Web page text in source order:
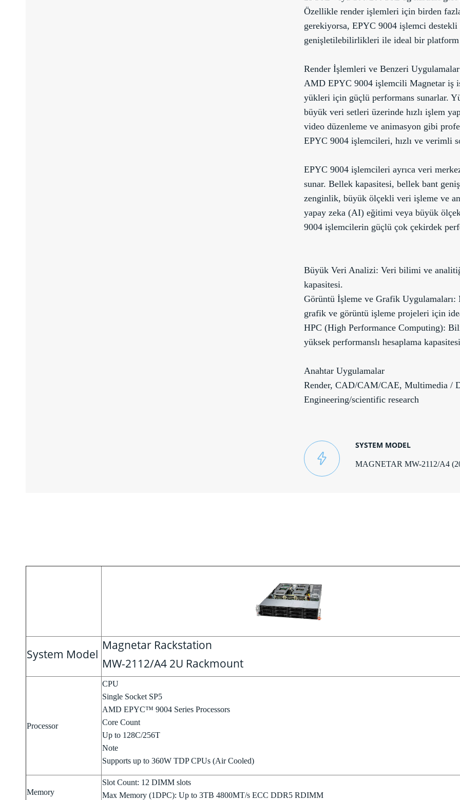
Özellikle render işlemleri için birden
gerekiyorsa, EPYC 9004 işlemci
genişletilebilirlikleri ile ideal bir platform
Render İşlemleri ve Benzeri
AMD EPYC 9004 işlemcili Magnetar iş
yükleri için güçlü performans sunarlar.
büyük veri setleri üzerinde hızlı işlem
video düzenleme ve animasyon gibi
EPYC 9004 işlemcileri, hızlı ve verimli
EPYC 9004 işlemcileri ayrıca veri
sunar. Bellek kapasitesi, bellek bant
zenginlik, büyük ölçekli veri işleme ve
yapay zeka (AI) eğitimi veya büyük
9004 işlemcilerin güçlü çok çekirdek
Büyük Veri Analizi: Veri bilimi ve
kapasitesi.
Görüntü İşleme ve Grafik Uygulamaları:
grafik ve görüntü işleme projeleri için
HPC (High Performance Computing):
yüksek performanslı hesaplama
Anahtar Uygulamalar
Render, CAD/CAM/CAE, Multimedia /
Engineering/scientific research
SYSTEM MODEL
MAGNETAR MW-2112/A4 (
System Model
Magnetar Rackstation
MW-2112/A4 2U Rackmount
Processor
CPU
Single Socket SP5
AMD EPYC™ 9004 Series Processors
Core Count
Up to 128C/256T
Note
Supports up to 360W TDP CPUs (Air Cooled)
Memory
Slot Count: 12 DIMM slots
Max Memory (1DPC): Up to 3TB 4800MT/s ECC DDR5 RDIMM